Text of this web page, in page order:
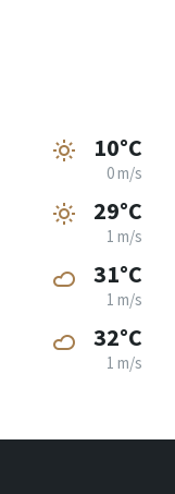
10°C
0 m/s
29°C
1 m/s
31°C
1 m/s
32°C
1 m/s